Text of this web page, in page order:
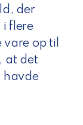
der
i flere
op til
at det
havde